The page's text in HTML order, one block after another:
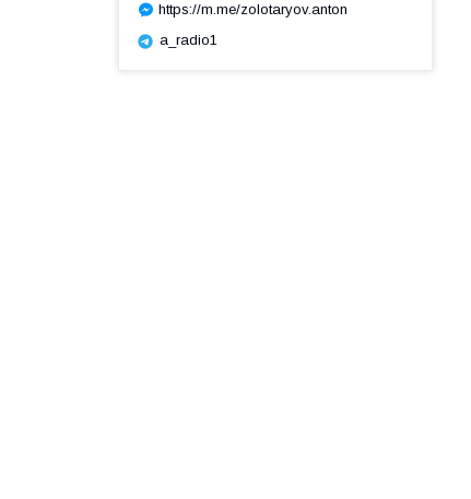
https://m.me/zolotaryov.anton
a_radio1